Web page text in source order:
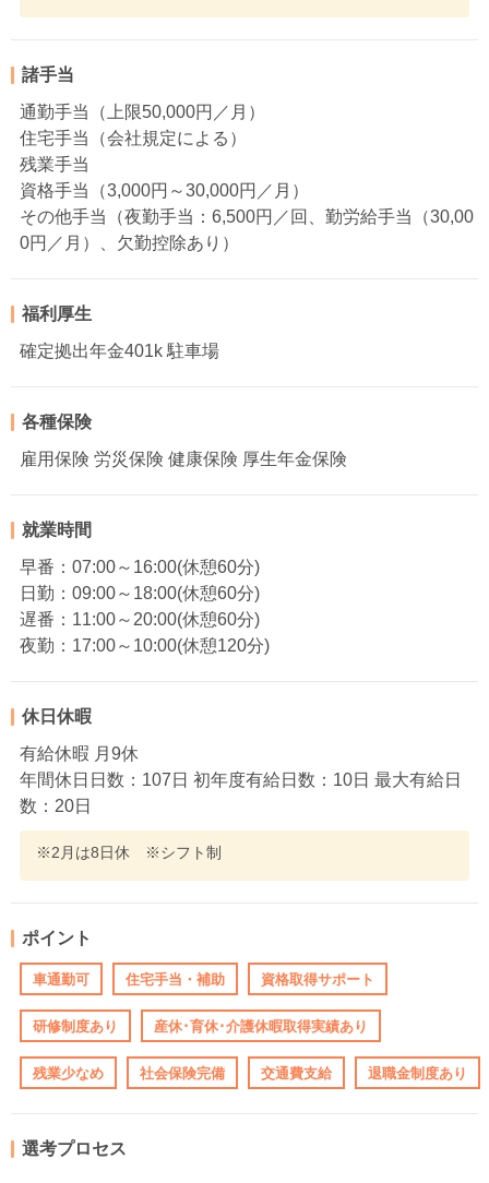
諸手当
通勤手当（上限50,000円／月）
住宅手当（会社規定による）
残業手当
資格手当（3,000円～30,000円／月）
その他手当（夜勤手当：6,500円／回、勤労給手当（30,00
0円／月）、欠勤控除あり）
福利厚生
確定拠出年金401k 駐車場
各種保険
雇用保険 労災保険 健康保険 厚生年金保険
就業時間
早番：07:00～16:00(休憩60分)
日勤：09:00～18:00(休憩60分)
遅番：11:00～20:00(休憩60分)
夜勤：17:00～10:00(休憩120分)
休日休暇
有給休暇 月9休
年間休日日数：107日 初年度有給日数：10日 最大有給日
数：20日
※2月は8日休 ※シフト制
ポイント
車通勤可 住宅手当・補助 資格取得サポート
研修制度あり 産休･育休･介護休暇取得実績あり
残業少なめ 社会保険完備 交通費支給 退職金制度あり
選考プロセス